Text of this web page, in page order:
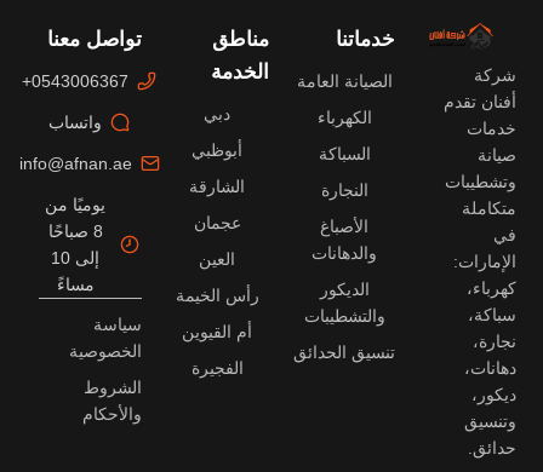
شركة
أفنان تقدم
خدمات
صيانة
وتشطيبات
متكاملة
في
الإمارات:
كهرباء،
سباكة،
نجارة،
دهانات،
ديكور،
وتنسيق
حدائق.
خدماتنا
الصيانة العامة
الكهرباء
السباكة
النجارة
الأصباغ
والدهانات
الديكور
والتشطيبات
تنسيق الحدائق
مناطق
الخدمة
دبي
أبوظبي
الشارقة
عجمان
العين
رأس الخيمة
أم القيوين
الفجيرة
تواصل معنا
0543006367+
واتساب
info@afnan.ae
يوميًا من
8 صباحًا
إلى 10
مساءً
سياسة
الخصوصية
الشروط
والأحكام